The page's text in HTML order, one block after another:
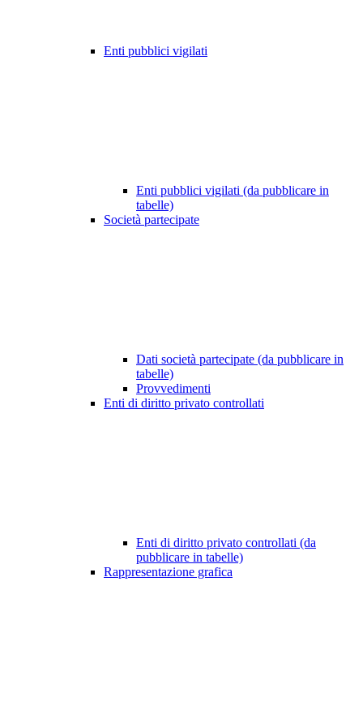
Enti pubblici vigilati
Enti pubblici vigilati (da pubblicare in
tabelle)
Società partecipate
Dati società partecipate (da pubblicare in
tabelle)
Provvedimenti
Enti di diritto privato controllati
Enti di diritto privato controllati (da
pubblicare in tabelle)
Rappresentazione grafica